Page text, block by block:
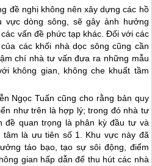
đề nghị không nên xây dựng các hồ
vực dòng sông, sẽ gây ảnh hưởng
vấn đề phức tạp khác. Đối với các
các khối nhà dọc sông cũng cần
chí nhà tư vấn đưa ra những mẫu
không gian, không che khuất tầm
Ngọc Tuấn cũng cho rằng bản quy
như trên là hợp lý; trong đó nhà tư
đề quan trọng là phân kỳ đầu tư và
tâm là ưu tiên số 1. Khu vực này đã
táo bạo, tạo sự sôi động, điểm
gian hấp dẫn để thu hút các nhà